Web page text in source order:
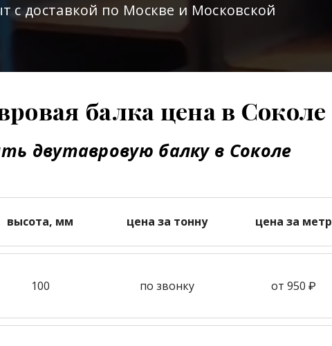
с доставкой по Москве и Московской
балка цена в Соколе
двутавровую балку в Соколе
высота, мм цена за тонну цена за метр
100 по звонку от 950 ₽